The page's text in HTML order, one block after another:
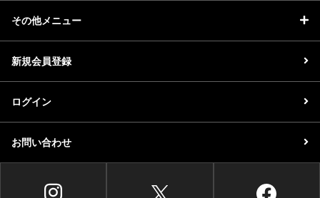
その他メニュー
新規会員登録
ログイン
お問い合わせ